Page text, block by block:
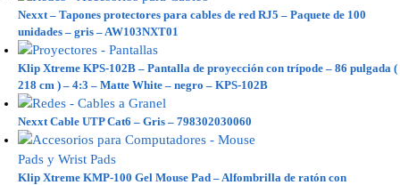
Nexxt – Tapones protectores para cables de red RJ5 – Paquete de 100
unidades – gris – AW103NXT01
Klip Xtreme KPS-102B – Pantalla de proyección con trípode – 86 pulgada (
218 cm ) – 4:3 – Matte White – negro – KPS-102B
Nexxt Cable UTP Cat6 – Gris – 798302030060
Klip Xtreme KMP-100 Gel Mouse Pad – Alfombrilla de ratón con